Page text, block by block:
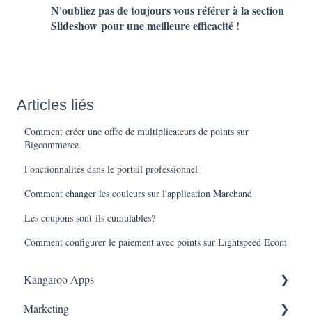
N'oubliez pas de toujours vous référer à la section
Slideshow pour une meilleure efficacité !
Articles liés
Comment créer une offre de multiplicateurs de points sur
Bigcommerce.
Fonctionnalités dans le portail professionnel
Comment changer les couleurs sur l'application Marchand
Les coupons sont-ils cumulables?
Comment configurer le paiement avec points sur Lightspeed Ecom
Kangaroo Apps
Récompense du Tiers Partenaire Amazon
Marketing